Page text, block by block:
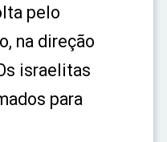
pelo
na direção
israelitas
para